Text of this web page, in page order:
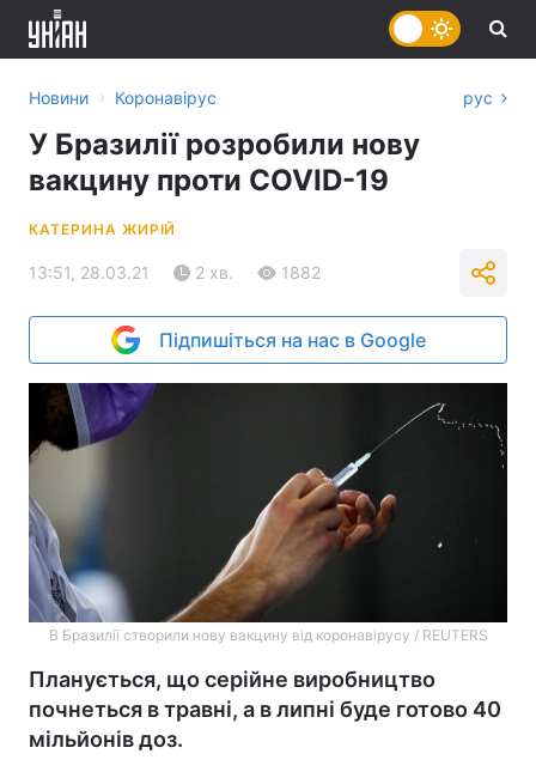
Новини › Коронавірус рус
У Бразилії розробили нову
вакцину проти COVID-19
КАТЕРИНА ЖИРІЙ
13:51, 28.03.21 2 хв. 1882
Підпишіться на нас в Google
В Бразилії створили нову вакцину від коронавірусу / REUTERS
Планується, що серійне виробництво
почнеться в травні, а в липні буде готово 40
мільйонів доз.